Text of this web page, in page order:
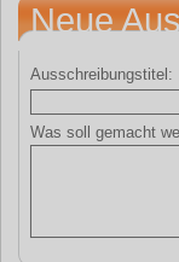
Neue
Ausschreibungstitel:
Was soll gemacht